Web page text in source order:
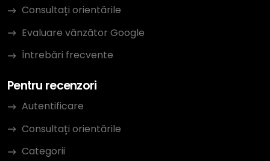
Consultați orientările
Evaluare vânzător Google
Întrebări frecvente
Pentru recenzori
Autentificare
Consultați orientările
Categorii